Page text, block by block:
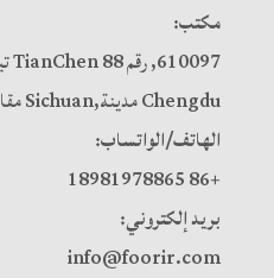
مكتب:
Chengdu مدينة,Sichuan مقاطعة، الصين
الهاتف/الواتساب:
+86 18981978865
بريد إلكتروني:
info@foorir.com